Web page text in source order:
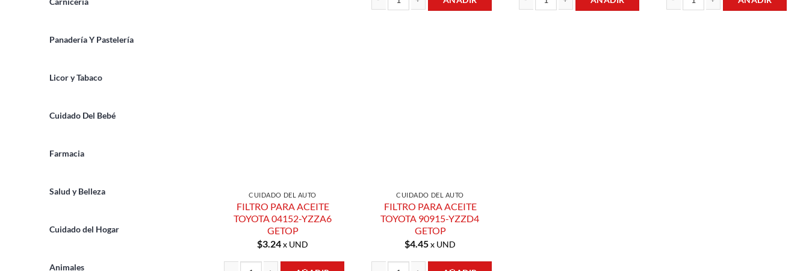
Panadería Y Pastelería
Licor y Tabaco
Cuidado Del Bebé
Farmacia
Salud y Belleza
Cuidado del Hogar
Animales
CUIDADO DEL AUTO
FILTRO PARA ACEITE
TOYOTA 04152-YZZA6
GETOP
$3.24x UND
CUIDADO DEL AUTO
FILTRO PARA ACEITE
TOYOTA 90915-YZZD4
GETOP
$4.45x UND